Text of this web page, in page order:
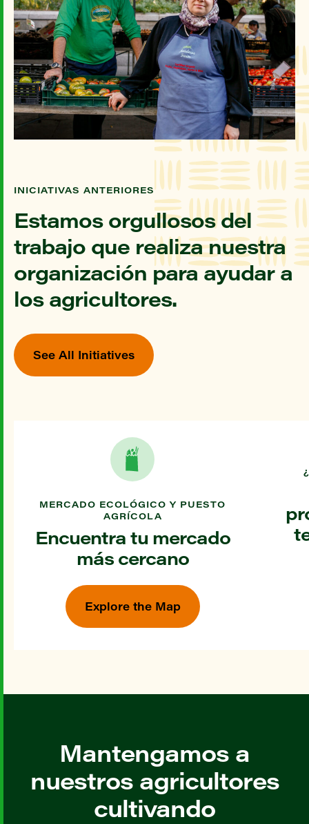
INICIATIVAS ANTERIORES
Estamos orgullosos del
trabajo que realiza nuestra
organización para ayudar a
los agricultores.
See All Initiatives
MERCADO ECOLÓGICO Y PUESTO
AGRÍCOLA
Encuentra tu mercado
más cercano
Explore the Map
Mantengamos a
nuestros agricultores
cultivando